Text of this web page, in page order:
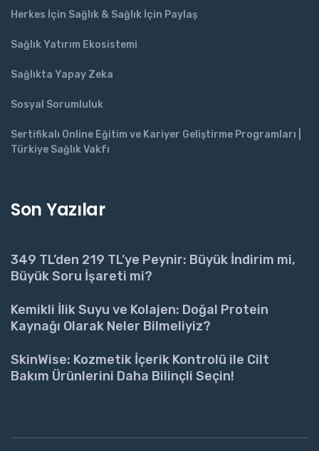
Herkes İçin Sağlık & Sağlık İçin Paylaş
Sağlık Yatırım Ekosistemi
Sağlıkta Yapay Zeka
Sosyal Sorumluluk
Sertifikalı Online Eğitim ve Kariyer Geliştirme Programları |
Türkiye Sağlık Vakfı
Son Yazılar
349 TL’den 219 TL’ye Peynir: Büyük İndirim mi,
Büyük Soru İşareti mi?
Kemikli İlik Suyu ve Kolajen: Doğal Protein
Kaynağı Olarak Neler Bilmeliyiz?
SkinWise: Kozmetik İçerik Kontrolü ile Cilt
Bakım Ürünlerini Daha Bilinçli Seçin!